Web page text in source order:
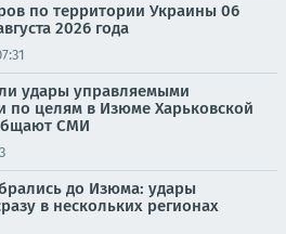
по территории Украины 06
2026 года
удары управляемыми
по целям в Изюме Харьковской
СМИ
до Изюма: удары
в нескольких регионах